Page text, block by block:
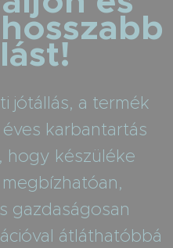
jótállás, a termék
karbantartás
hogy készüléke
gazdaságosan
átláthatóbbá